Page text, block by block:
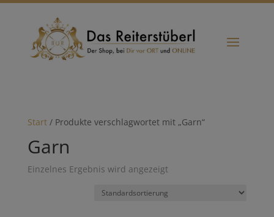
Start/ Produkte verschlagwortet mit „Garn“
Garn
Einzelnes Ergebnis wird angezeigt